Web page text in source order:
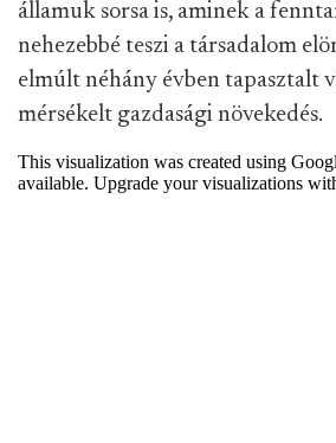
államuk sorsa is, aminek a
nehezebbé teszi a társadalom
elmúlt néhány évben tapasztalt
mérsékelt gazdasági növekedés.